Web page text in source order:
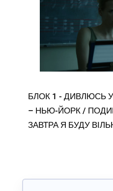
БЛОК 1 - ДИВЛЮСЬ
– НЬЮ-ЙОРК /
ЗАВТРА Я БУДУ